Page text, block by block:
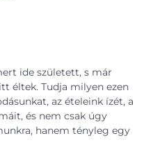
ide született, s már
éltek. Tudja milyen ezen
az ételeink ízét, a
és nem csak úgy
hanem tényleg egy